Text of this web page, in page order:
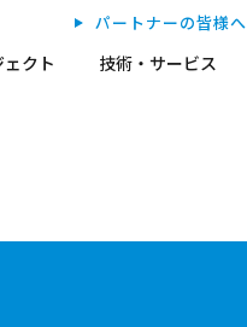
クト 技術・サービス
パートナーの皆様へ